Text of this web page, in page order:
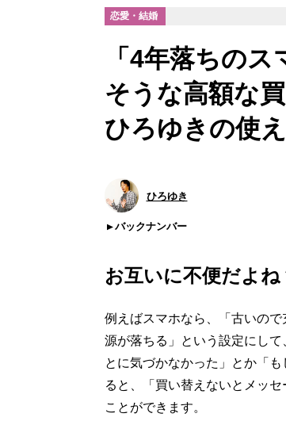
恋愛・結婚
「4年落ちの
そうな高額な
ひろゆきの使
ひろゆき
バックナンバー
お互いに不便だよね
例えばスマホなら、「古いの
源が落ちる」という設定にし
とに気づかなかった」とか「
ると、「買い替えないとメッ
ことができます。